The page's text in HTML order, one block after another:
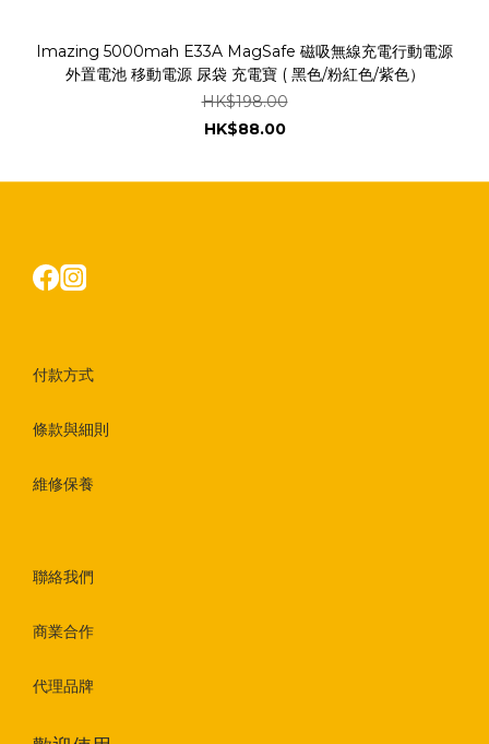
Imazing 5000mah E33A MagSafe 磁吸無線充電行動電源
外置電池 移動電源 尿袋 充電寶 ( 黑色/粉紅色/紫色）
HK$198.00
HK$88.00
付款方式
條款與細則
維修保養
聯絡我們
商業合作
代理品牌